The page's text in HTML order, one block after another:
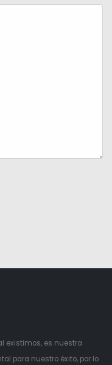
existimos, es nuestra
para nuestro éxito, por lo